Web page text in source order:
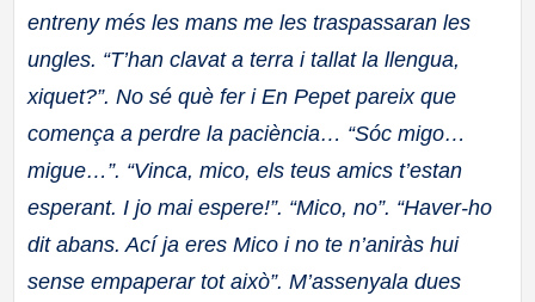
entreny més les mans me les traspassaran les
ungles. “T’han clavat a terra i tallat la llengua,
xiquet?”. No sé què fer i En Pepet pareix que
comença a perdre la paciència… “Sóc migo…
migue…”. “Vinca, mico, els teus amics t’estan
esperant. I jo mai espere!”. “Mico, no”. “Haver-ho
ditabans. Ací ja eres Mico i no te n’aniràs hui
sense empaperar tot això”. M’assenyala dues